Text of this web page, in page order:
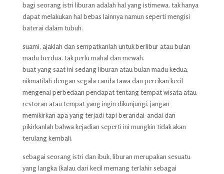
bagi seorang istri liburan adalah hal yang istimewa. tak hanya
dapat melakukan hal bebas lainnya namun seperti mengisi
baterai dalam tubuh.
suami, ajaklah dan sempatkanlah untuk berlibur atau bulan
madu berdua. tak perlu mahal dan mewah.
buat yang saat ini sedang liburan atau bulan madu kedua,
nikmatilah dengan segala canda tawa dan percikan kecil
mengenai perbedaan pendapat tentang tempat wisata atau
restoran atau tempat yang ingin dikunjungi. jangan
memikirkan apa yang terjadi tapi berandai-andai dan
pikirkanlah bahwa kejadian seperti ini mungkin tidak akan
terulang kembali.
sebagai seorang istri dan ibuk, liburan merupakan sesuatu
yang langka (kalau dari kecil memang terlahir sebagai